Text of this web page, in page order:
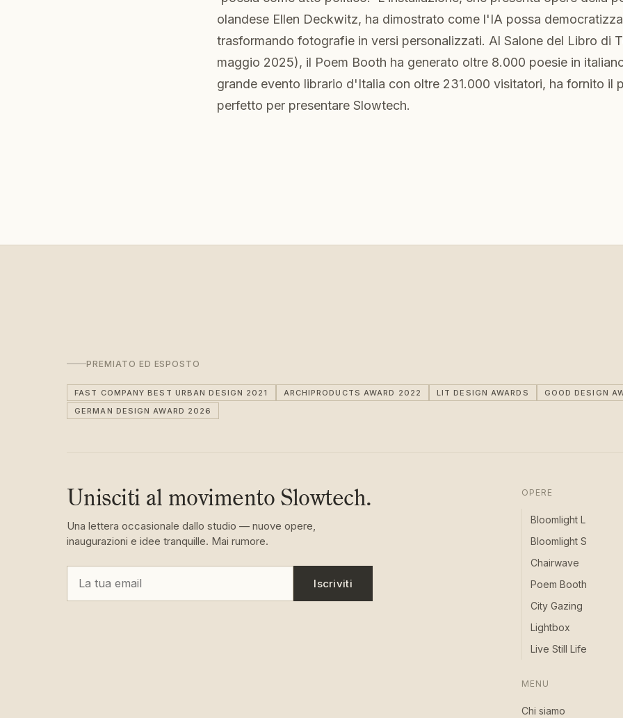
olandese Ellen Deckwitz, ha dimostrato come l'IA possa
trasformando fotografie in versi personalizzati. Al Salone del Libro di
maggio 2025), il Poem Booth ha generato oltre 8.000 poesie in
grande evento librario d'Italia con oltre 231.000 visitatori, ha fornito il
perfetto per presentare Slowtech.
PREMIATO ED ESPOSTO
FAST COMPANY BEST URBAN DESIGN 2021 ARCHIPRODUCTS AWARD 2022 LIT DESIGN AWARDS GOOD DESIGN
GERMAN DESIGN AWARD 2026
Unisciti al movimento Slowtech.
Una lettera occasionale dallo studio — nuove opere,
inaugurazioni e idee tranquille. Mai rumore.
Iscriviti
OPERE
Bloomlight L
Bloomlight S
Chairwave
Poem Booth
City Gazing
Lightbox
Live Still Life
MENU
Chi siamo